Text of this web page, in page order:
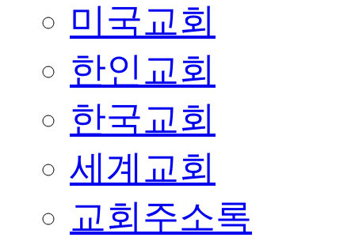
미국교회
한인교회
한국교회
세계교회
교회주소록